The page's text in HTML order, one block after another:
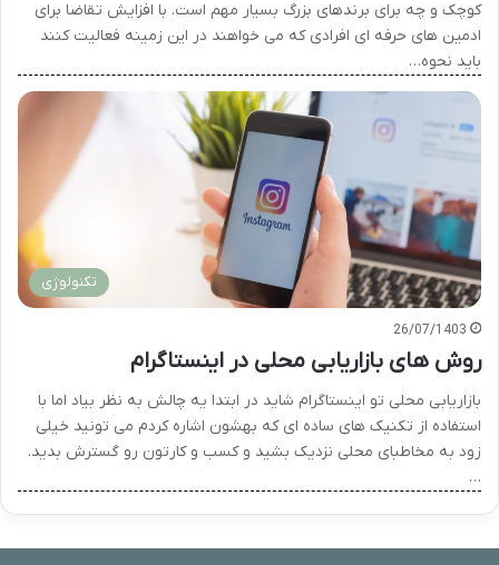
کوچک و چه برای برندهای بزرگ بسیار مهم است. با افزایش تقاضا برای
ادمین های حرفه ای افرادی که می خواهند در این زمینه فعالیت کنند
باید نحوه…
تکنولوژی
26/07/1403
روش های بازاریابی محلی در اینستاگرام
بازاریابی محلی تو اینستاگرام شاید در ابتدا یه چالش به نظر بیاد اما با
استفاده از تکنیک های ساده ای که بهشون اشاره کردم می تونید خیلی
زود به مخاطبای محلی نزدیک بشید و کسب و کارتون رو گسترش بدید.
…